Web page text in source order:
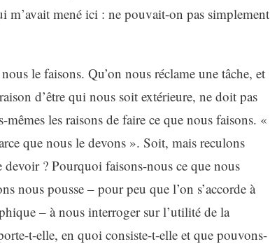
mené ici : ne pouvait-on pas simplement
le faisons. Qu’on nous réclame une tâche, et
d’être qui nous soit extérieure, ne doit pas
les raisons de faire ce que nous faisons. «
que nous le devons ». Soit, mais reculons
? Pourquoi faisons-nous ce que nous
nous pousse – pour peu que l’on s’accorde à
– à nous interroger sur l’utilité de la
t-elle, en quoi consiste-t-elle et que pouvons-